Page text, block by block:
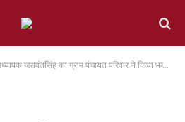
जसवंतसिंह का ग्राम पंचायत परिवार ने किया भव्य सम्मान ।